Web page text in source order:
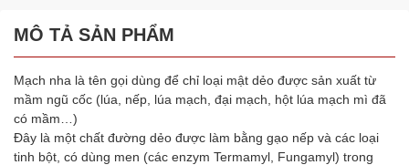
MÔ TẢ SẢN PHẨM
Mạch nha là tên gọi dùng để chỉ loại mật dẻo được sản xuất từ
mầm ngũ cốc (lúa, nếp, lúa mạch, đại mạch, hột lúa mạch mì đã
có mầm…)
Đây là một chất đường dẻo được làm bằng gạo nếp và các loại
tinh bột, có dùng men (các enzym Termamyl, Fungamyl) trong